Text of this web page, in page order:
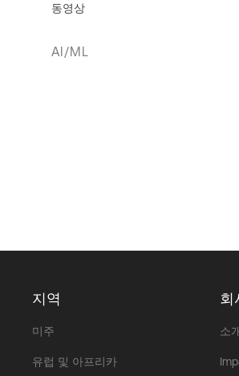
동영상
AI/ML
지역
미주
유럽 및 아프리카
회
소